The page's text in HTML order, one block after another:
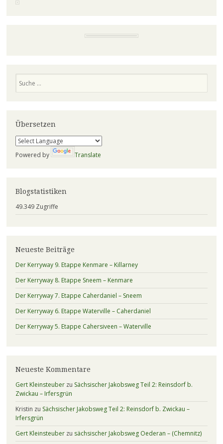
Übersetzen
Powered by Translate
Blogstatistiken
49.349 Zugriffe
Neueste Beiträge
Der Kerryway 9. Etappe Kenmare – Killarney
Der Kerryway 8. Etappe Sneem – Kenmare
Der Kerryway 7. Etappe Caherdaniel – Sneem
Der Kerryway 6. Etappe Waterville – Caherdaniel
Der Kerryway 5. Etappe Cahersiveen – Waterville
Neueste Kommentare
Gert Kleinsteuberzu Sächsischer Jakobsweg Teil 2: Reinsdorf b.
Zwickau – Irfersgrün
Kristin zu Sächsischer Jakobsweg Teil 2: Reinsdorf b. Zwickau –
Irfersgrün
Gert Kleinsteuberzu sächsischer Jakobsweg Oederan – (Chemnitz)